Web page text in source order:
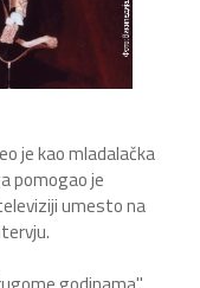
je kao mladalačka
pomogao je
umesto na